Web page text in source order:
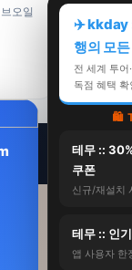
오일
기 김치 손만
20,900원
24%
✈️ kkday
행의 모든
전 세계 투어
독점 혜택 확
🛍️
테무 ::
쿠폰
신규/재설치
테무 :: 인
앱 사용자 한